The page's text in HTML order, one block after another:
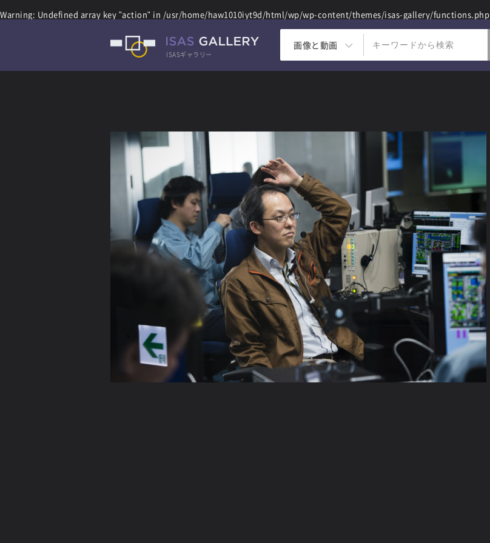
Warning: Undefined array key "action" in /usr/home/haw1010iyt9d/html/wp/wp-content/themes/isas-gallery/functions.php
ISASギャラリー
画像と動画